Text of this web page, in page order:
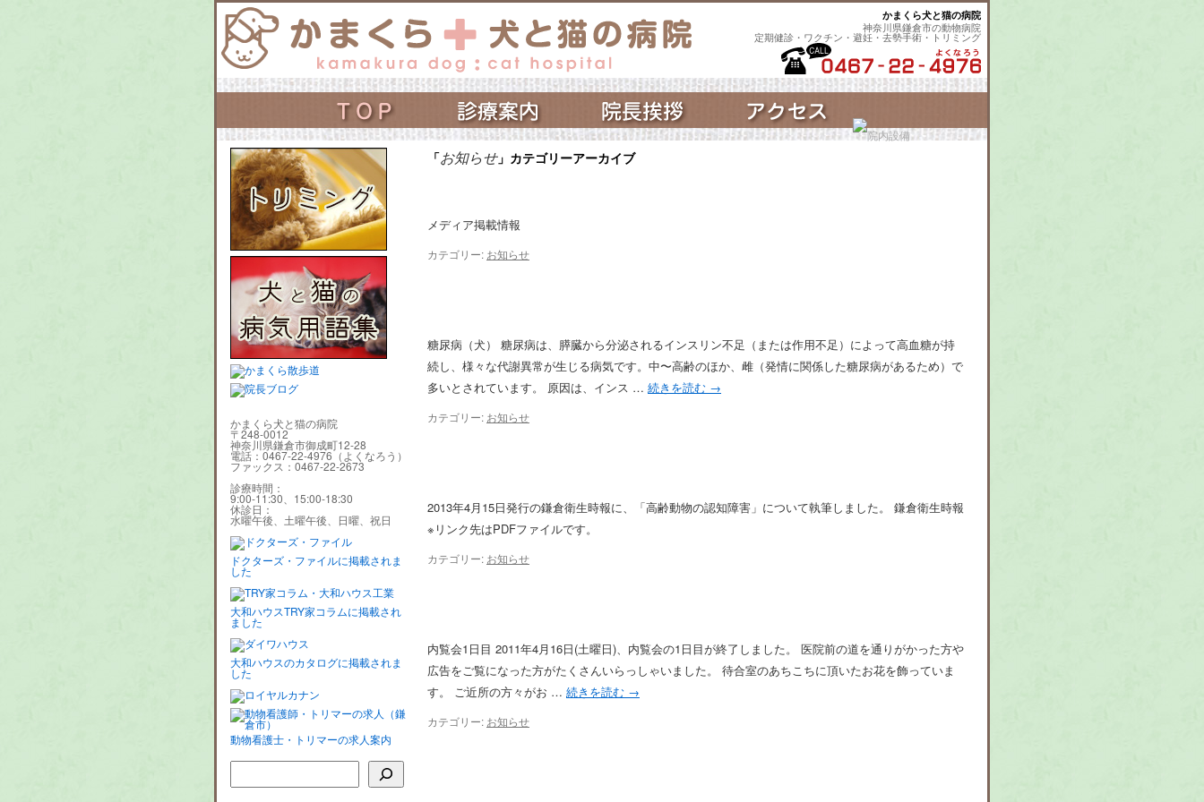
かまくら犬と猫の病院
神奈川県鎌倉市の動物病院
定期健診・ワクチン・避妊・去勢手術・トリミング
「お知らせ」カテゴリーアーカイブ
メディア掲載情報
カテゴリー: お知らせ
糖尿病（犬） 糖尿病は、膵臓から分泌されるインスリン不足（または作用不足）によって高血糖が持
続し、様々な代謝異常が生じる病気です。中〜高齢のほか、雌（発情に関係した糖尿病があるため）で
多いとされています。 原因は、インス … 続きを読む →
カテゴリー: お知らせ
2013年4月15日発行の鎌倉衛生時報に、「高齢動物の認知障害」について執筆しました。 鎌倉衛生時報
※リンク先はPDFファイルです。
カテゴリー: お知らせ
内覧会1日目 2011年4月16日(土曜日)、内覧会の1日目が終了しました。 医院前の道を通りがかった方や
広告をご覧になった方がたくさんいらっしゃいました。 待合室のあちこちに頂いたお花を飾っていま
す。 ご近所の方々がお … 続きを読む →
カテゴリー: お知らせ
かまくら犬と猫の病院
〒248-0012
神奈川県鎌倉市御成町12-28
電話：0467-22-4976（よくなろう）
ファックス：0467-22-2673
診療時間：
9:00-11:30、15:00-18:30
休診日：
水曜午後、土曜午後、日曜、祝日
ドクターズ・ファイルに掲載されま
した
大和ハウスTRY家コラムに掲載され
ました
大和ハウスのカタログに掲載されま
した
動物看護士・トリマーの求人案内